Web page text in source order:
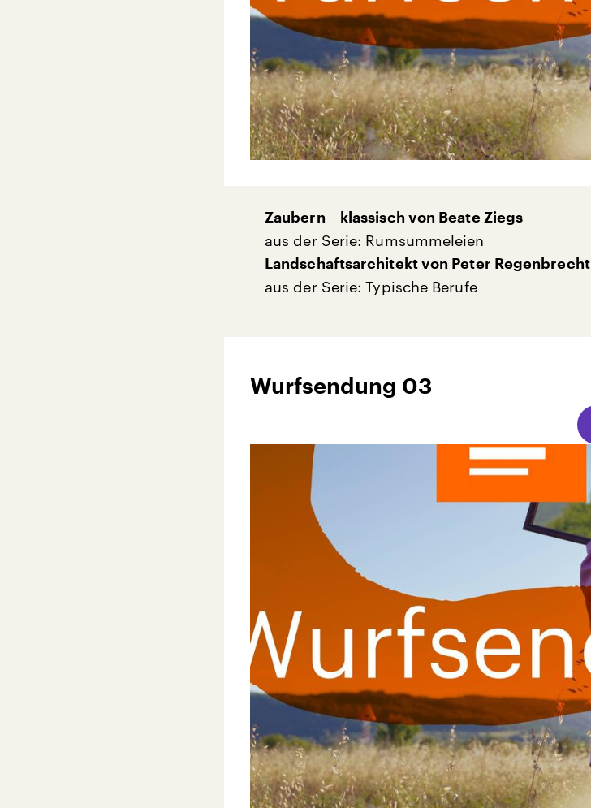
Zaubern – klassisch von Beate Ziegs
aus der Serie: Rumsummeleien
Landschaftsarchitekt von Peter Regenbrecht
aus der Serie: Typische Berufe
Wurfsendung 03